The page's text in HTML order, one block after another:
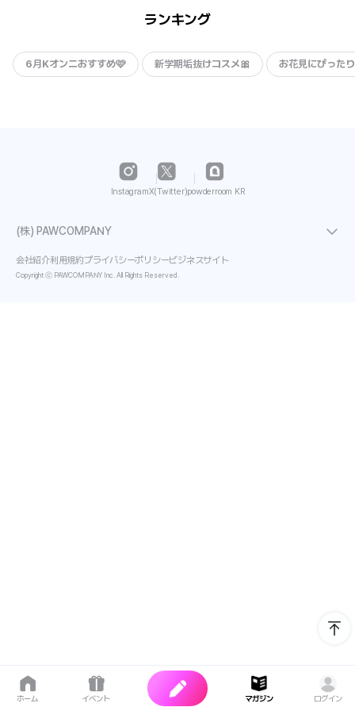
ランキング
6月Kオンニおすすめ🩷 新学期垢抜けコスメ🎀 お花見にぴった
InstagramX(Twitter)powderroom KR
(株) PAWCOMPANY
会社紹介利用規約プライバシーポリシービジネスサイト
Copyright ⓒ PAWCOMPANY Inc. All Rights Reserved.
ホーム イベント マガジン ログイン